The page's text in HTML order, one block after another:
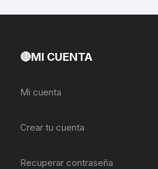
🔴MI CUENTA
Mi cuenta
Crear tu cuenta
Recuperar contraseña